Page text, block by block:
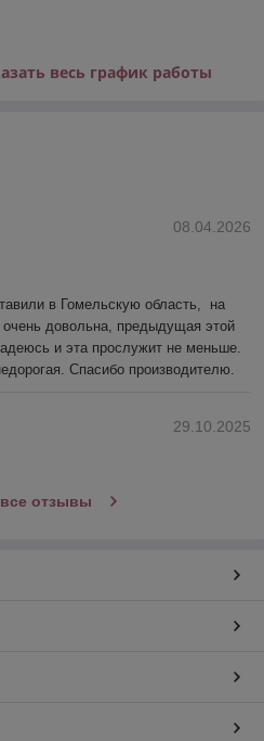
весь график работы
08.04.2026
в Гомельскую область,  на
довольна, предыдущая этой
и эта прослужит не меньше.
Спасибо производителю.
29.10.2025
отзывы